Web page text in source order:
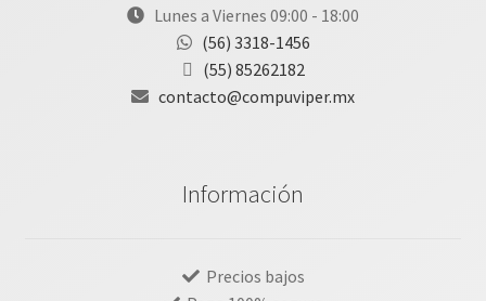
Lunes a Viernes 09:00 - 18:00
(56) 3318-1456
(55) 85262182
contacto@compuviper.mx
Información
Precios bajos